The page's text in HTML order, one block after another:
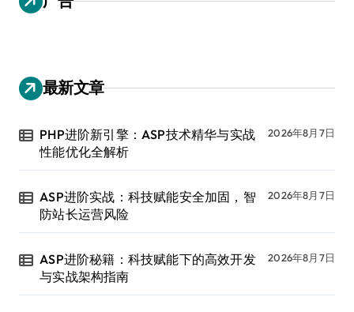
最新文章
PHP进阶新引擎：ASP技术精华与实战
性能优化全解析
2026年8月7日
ASP进阶实战：科技赋能安全加固，智
防站长运营风险
2026年8月7日
ASP进阶秘籍：科技赋能下的高效开发
与实战架构指南
2026年8月7日